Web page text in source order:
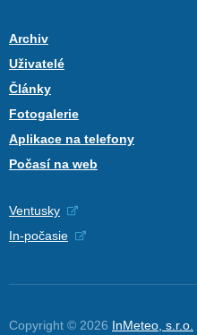
Archiv
Uživatelé
Články
Fotogalerie
Aplikace na telefony
Počasí na web
Ventusky
In-počasie
Copyright © 2026 InMeteo, s.r.o.